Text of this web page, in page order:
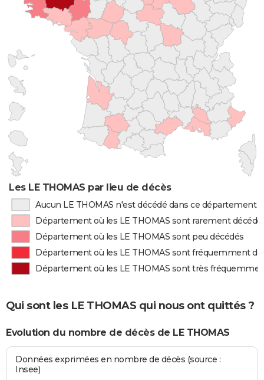
Les LE THOMAS par lieu de décès
Aucun LE THOMAS n'est décédé dans ce département
Département où les LE THOMAS sont rarement
Département où les LE THOMAS sont peu décédés
Département où les LE THOMAS sont fréquemment
Département où les LE THOMAS sont très
Qui sont les LE THOMAS qui nous ont quittés ?
Evolution du nombre de décès de LE THOMAS
Données exprimées en nombre de décès (source :
Insee)